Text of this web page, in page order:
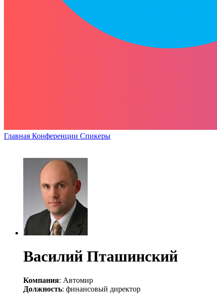
Главная Конференции Спикеры
Василий Пташинский
Компания: Автомир
Должность: финансовый директор